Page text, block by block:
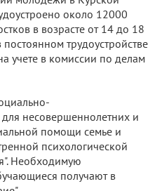
около 12000
в возрасте от 14 до 18
трудоустройстве
учете в комиссии по делам
несовершеннолетних и
помощи семье и
психологической
Необходимую
получают в